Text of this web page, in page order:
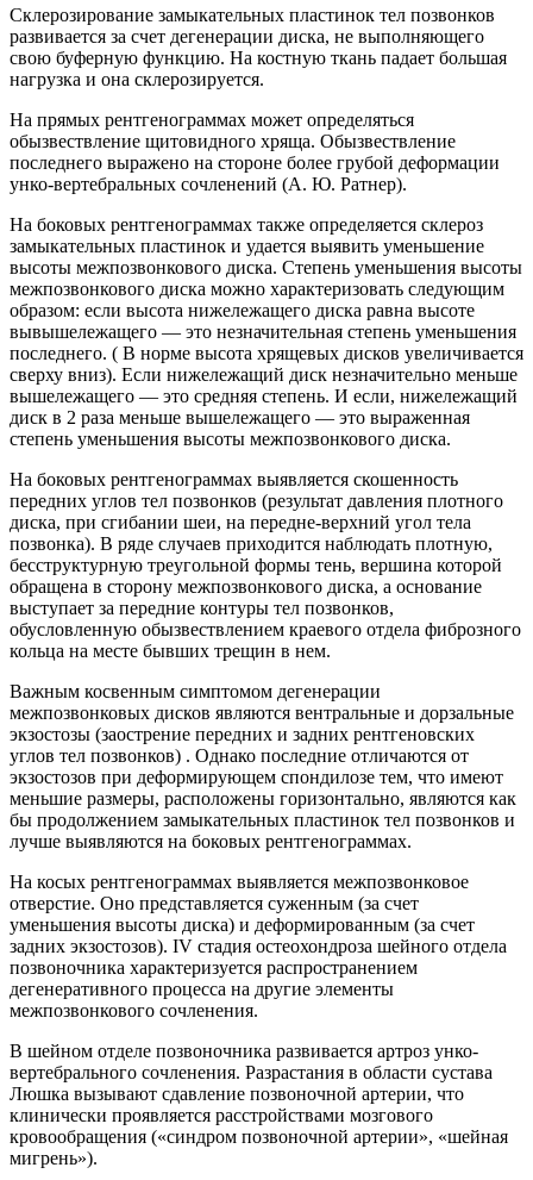
Склерозирование замыкательных пластинок тел позвонков
развивается за счет дегенерации диска, не выполняющего
свою буферную функцию. На костную ткань падает большая
нагрузка и она склерозируется.
На прямых рентгенограммах может определяться
обызвествление щитовидного хряща. Обызвествление
последнего выражено на стороне более грубой деформации
унко-вертебральных сочленений (А. Ю. Ратнер).
На боковых рентгенограммах также определяется склероз
замыкательных пластинок и удается выявить уменьшение
высоты межпозвонкового диска. Степень уменьшения высоты
межпозвонкового диска можно характеризовать следующим
образом: если высота нижележащего диска равна высоте
вывышележащего — это незначительная степень уменьшения
последнего. ( В норме высота хрящевых дисков увеличивается
сверху вниз). Если нижележащий диск незначительно меньше
вышележащего — это средняя степень. И если, нижележащий
диск в 2 раза меньше вышележащего — это выраженная
степень уменьшения высоты межпозвонкового диска.
На боковых рентгенограммах выявляется скошенность
передних углов тел позвонков (результат давления плотного
диска, при сгибании шеи, на передне-верхний угол тела
позвонка). В ряде случаев приходится наблюдать плотную,
бесструктурную треугольной формы тень, вершина которой
обращена в сторону межпозвонкового диска, а основание
выступает за передние контуры тел позвонков,
обусловленную обызвествлением краевого отдела фиброзного
кольца на месте бывших трещин в нем.
Важным косвенным симптомом дегенерации
межпозвонковых дисков являются вентральные и дорзальные
экзостозы (заострение передних и задних рентгеновских
углов тел позвонков) . Однако последние отличаются от
экзостозов при деформирующем спондилозе тем, что имеют
меньшие размеры, расположены горизонтально, являются как
бы продолжением замыкательных пластинок тел позвонков и
лучше выявляются на боковых рентгенограммах.
На косых рентгенограммах выявляется межпозвонковое
отверстие. Оно представляется суженным (за счет
уменьшения высоты диска) и деформированным (за счет
задних экзостозов). IV стадия остеохондроза шейного отдела
позвоночника характеризуется распространением
дегенеративного процесса на другие элементы
межпозвонкового сочленения.
В шейном отделе позвоночника развивается артроз унко-
вертебрального сочленения. Разрастания в области сустава
Люшка вызывают сдавление позвоночной артерии, что
клинически проявляется расстройствами мозгового
кровообращения («синдром позвоночной артерии», «шейная
мигрень»).